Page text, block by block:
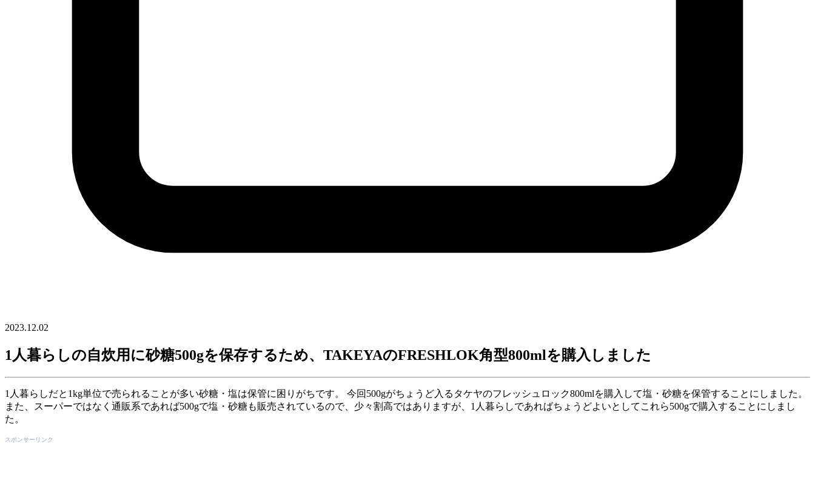
2023.12.02
1人暮らしの自炊用に砂糖500gを保存するため、TAKEYAのFRESHLOK角型800mlを購入しました
1人暮らしだと1kg単位で売られることが多い砂糖・塩は保管に困りがちです。 今回500gがちょうど入るタケヤのフレッシュロック800mlを購入して塩・砂糖を保管することにしました。
また、スーパーではなく通販系であれば500gで塩・砂糖も販売されているので、少々割高ではありますが、1人暮らしであればちょうどよいとしてこれら500gで購入することにしまし
た。
スポンサーリンク